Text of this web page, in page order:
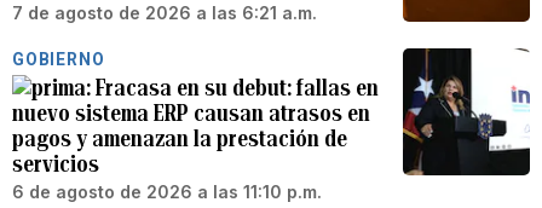
7 de agosto de 2026 a las 6:21 a.m.
GOBIERNO
Fracasa en su debut: fallas en
nuevo sistema ERP causan atrasos en
pagos y amenazan la prestación de
servicios
6 de agosto de 2026 a las 11:10 p.m.